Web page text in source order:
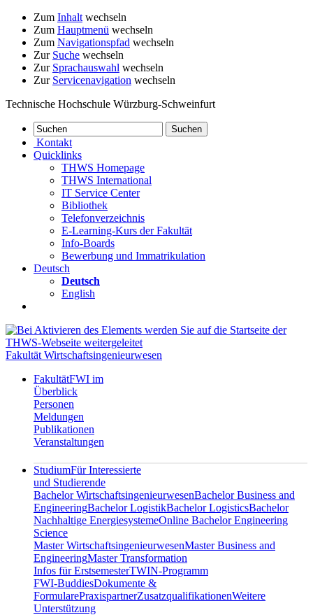
Zum Inhalt wechseln
Zum Hauptmenü wechseln
Zum Navigationspfad wechseln
Zur Suche wechseln
Zur Sprachauswahl wechseln
Zur Servicenavigation wechseln
Technische Hochschule Würzburg-Schweinfurt
Kontakt
Quicklinks
THWS Homepage
THWS International
IT Service Center
Bibliothek
Telefonverzeichnis
E-Learning-Kurs der Fakultät
Info-Boards
Bewerbung und Immatrikulation
Deutsch
Deutsch
English
Fakultät Wirtschaftsingenieurwesen
FakultätFWI im
Überblick
Personen
Meldungen
Publikationen
Veranstaltungen
StudiumFür Interessierte
und Studierende
Bachelor WirtschaftsingenieurwesenBachelor Business and
EngineeringBachelor LogistikBachelor LogisticsBachelor
Nachhaltige EnergiesystemeOnline Bachelor Engineering
Science
Master WirtschaftsingenieurwesenMaster Business and
EngineeringMaster Transformation
Infos für ErstsemesterTWIN-Programm
FWI-BuddiesDokumente &
FormularePraxispartnerZusatzqualifikationenWeitere
Unterstützung